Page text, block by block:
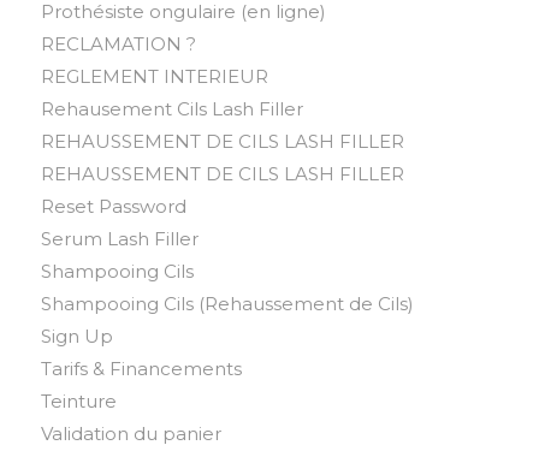
Prothésiste ongulaire (en ligne)
RECLAMATION ?
REGLEMENT INTERIEUR
Rehausement Cils Lash Filler
REHAUSSEMENT DE CILS LASH FILLER
REHAUSSEMENT DE CILS LASH FILLER
Reset Password
Serum Lash Filler
Shampooing Cils
Shampooing Cils (Rehaussement de Cils)
Sign Up
Tarifs & Financements
Teinture
Validation du panier